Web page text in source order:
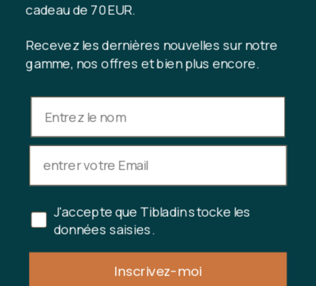
INFORMATION
Politique de confidentialité
Copyright © 2024 Tibladin – Tous droits réservés
cadeau de 70 EUR.
Recevez les dernières nouvelles sur notre
gamme, nos offres et bien plus encore.
J'accepte que Tibladin stocke les
données saisies.
Inscrivez-moi